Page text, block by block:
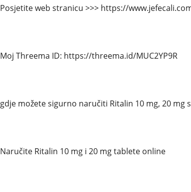
Posjetite web stranicu >>> https://
Moj Threema ID: https://threema.id/MUC2YP9R
gdje možete sigurno naručiti Ritalin 10 mg, 20
Naručite Ritalin 10 mg i 20 mg tablete online